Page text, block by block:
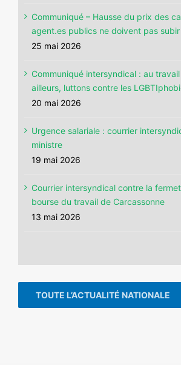
Communiqué – Hausse du prix des
agent.es publics ne doivent pas subir
25 mai 2026
Communiqué intersyndical : au
ailleurs, luttons contre les
20 mai 2026
Urgence salariale : courrier
ministre
19 mai 2026
Courrier intersyndical contre la
bourse du travail de Carcassonne
13 mai 2026
TOUTE L’ACTUALITÉ NATIONALE